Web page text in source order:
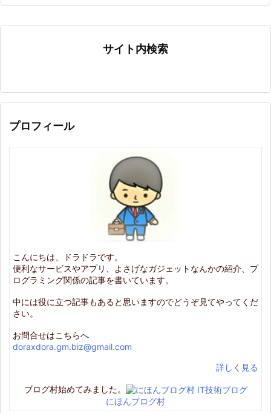
サイト内検索
プロフィール
こんにちは、ドラドラです。
便利なサービスやアプリ、よさげなガジェットなんかの紹介、プ
ログラミング関係の記事を書いています。
中には役に立つ記事もあると思いますのでどうぞ見てやってくだ
さい。
お問合せはこちらへ
doraxdora.gm.biz@gmail.com
詳しく見る
ブログ村始めてみました。
にほんブログ村